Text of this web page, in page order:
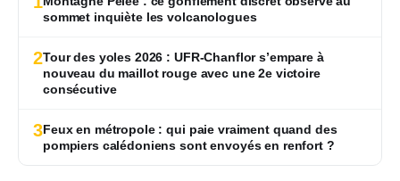
sommet inquiète les volcanologues
2Tour des yoles 2026 : UFR-Chanflor s’empare à
nouveau du maillot rouge avec une 2e victoire
consécutive
3Feux en métropole : qui paie vraiment quand des
pompiers calédoniens sont envoyés en renfort ?